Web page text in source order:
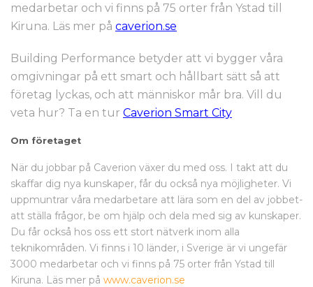
medarbetar och vi finns på 75 orter från Ystad till
Kiruna. Läs mer på caverion.se
Building Performance betyder att vi bygger våra
omgivningar på ett smart och hållbart sätt så att
företag lyckas, och att människor mår bra. Vill du
veta hur? Ta en tur Caverion Smart City
Om företaget
När du jobbar på Caverion växer du med oss. I takt att du
skaffar dig nya kunskaper, får du också nya möjligheter. Vi
uppmuntrar våra medarbetare att lära som en del av jobbet-
att ställa frågor, be om hjälp och dela med sig av kunskaper.
Du får också hos oss ett stort nätverk inom alla
teknikområden. Vi finns i 10 länder, i Sverige är vi ungefär
3000 medarbetar och vi finns på 75 orter från Ystad till
Kiruna. Läs mer på www.caverion.se